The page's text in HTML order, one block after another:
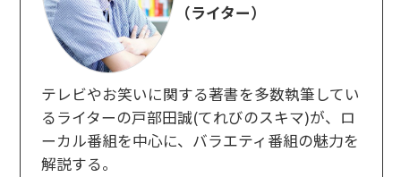
（ライター）
テレビやお笑いに関する著書を多数執筆してい
るライターの戸部田誠(てれびのスキマ)が、ロ
ーカル番組を中心に、バラエティ番組の魅力を
解説する。